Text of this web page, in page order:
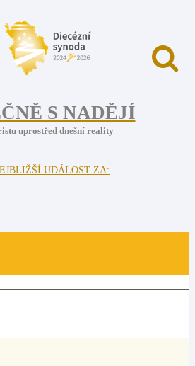
S NADĚJÍ
uprostřed dnešní reality
UDÁLOST ZA: